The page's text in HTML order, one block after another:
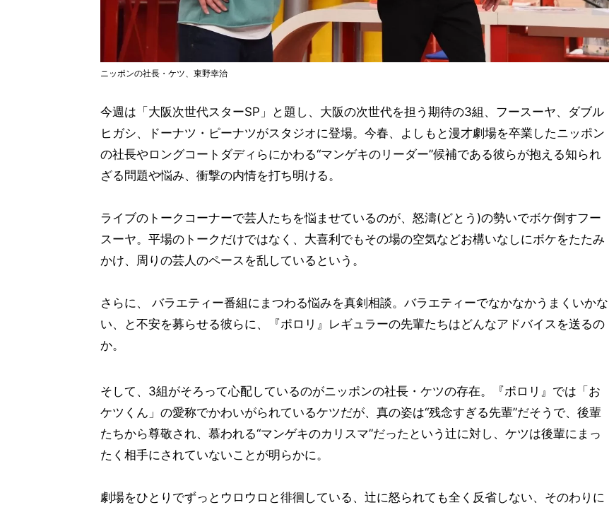
ニッポンの社長・ケツ、東野幸治
今週は「大阪次世代スターSP」と題し、大阪の次世代を担う期待の3組、フースーヤ、ダブル
ヒガシ、ドーナツ・ピーナツがスタジオに登場。今春、よしもと漫才劇場を卒業したニッポン
の社長やロングコートダディらにかわる“マンゲキのリーダー”候補である彼らが抱える知られ
ざる問題や悩み、衝撃の内情を打ち明ける。
ライブのトークコーナーで芸人たちを悩ませているのが、怒濤(どとう)の勢いでボケ倒すフー
スーヤ。平場のトークだけではなく、大喜利でもその場の空気などお構いなしにボケをたたみ
かけ、周りの芸人のペースを乱しているという。
さらに、 バラエティー番組にまつわる悩みを真剣相談。バラエティーでなかなかうまくいかな
い、と不安を募らせる彼らに、『ポロリ』レギュラーの先輩たちはどんなアドバイスを送るの
か。
そして、3組がそろって心配しているのがニッポンの社長・ケツの存在。『ポロリ』では「お
ケツくん」の愛称でかわいがられているケツだが、真の姿は“残念すぎる先輩”だそうで、後輩
たちから尊敬され、慕われる“マンゲキのカリスマ”だったという辻に対し、ケツは後輩にまっ
たく相手にされていないことが明らかに。
劇場をひとりでずっとウロウロと徘徊している、辻に怒られても全く反省しない、そのわりに